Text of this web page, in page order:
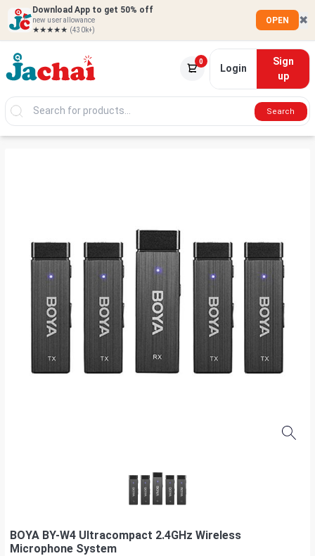
Download App to get 50% off
new user allowance
★★★★★ (430k+)
OPEN ✖
0
Login
Sign
up
Search
BOYA BY-W4 Ultracompact 2.4GHz Wireless
Microphone System